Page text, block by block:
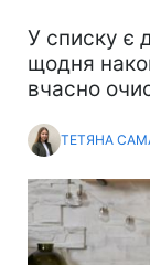
У списку є
щодня
вчасно
ТЕТЯНА